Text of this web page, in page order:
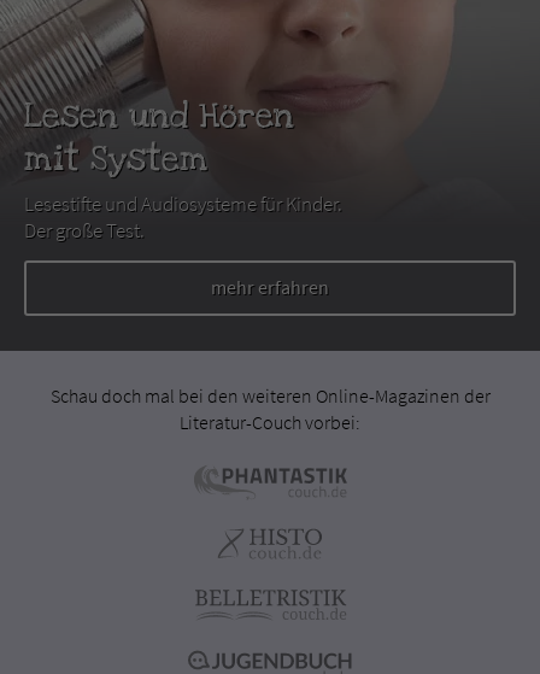
Lesen und Hören
mit System
Lesestifte und Audiosysteme für Kinder.
Der große Test.
mehr erfahren
Schau doch mal bei den weiteren Online-Magazinen der
Literatur-Couch vorbei: